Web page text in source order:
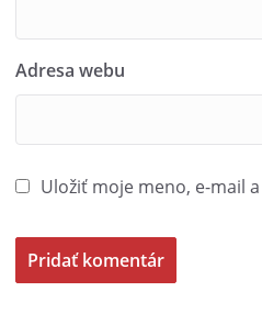
Adresa webu
Uložiť moje meno, e-mail